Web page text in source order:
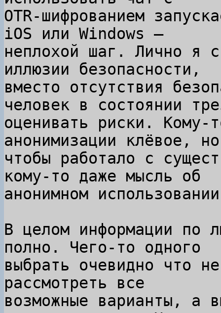
OTR-шифрованием
iOS или Windows —
неплохой шаг. Лично я
иллюзии безопасности,
вместо отсутствия
человек в состоянии
оценивать риски. Кому-
анонимизации клёвое, но
чтобы работало с
кому-то даже мысль об
анонимном
В целом информации по
полно. Чего-то одного
выбрать очевидно что
рассмотреть все
возможные варианты, а